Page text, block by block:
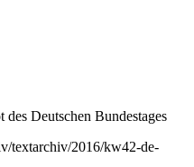
Deutschen Bundestages
textarchiv/2016/kw42-de-